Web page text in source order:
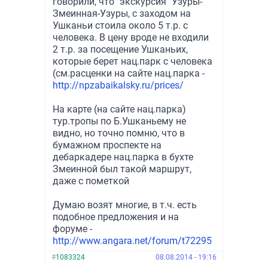
Змеинная-Узуры, с заходом на
Ушканьи стоила около 5 т.р. с
человека. В цену вроде не входили
2 т.р. за посещение Ушканьих,
которые берет нац.парк с человека
(см.расценки на сайте нац.парка -
http://npzabaikalsky.ru/prices/
На карте (на сайте нац.парка)
тур.тропы по Б.Ушканьему не
видно, но точно помню, что в
бумажном проспекте на
дебаркадере нац.парка в бухте
Змеинной был такой маршрут,
даже с пометкой
Думаю возят многие, в т.ч. есть
подобное предложения и на
форуме -
http://www.angara.net/forum/t72295
#1083324 08.08.2014 - 19:16